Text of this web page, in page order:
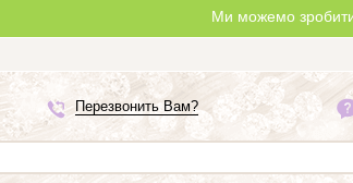
Ми можемо зробити
Перезвонить Вам?